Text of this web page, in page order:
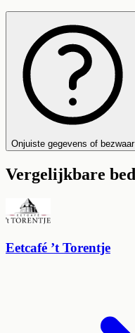
Onjuiste gegevens of bezwaar
Vergelijkbare
Eetcafé ’t Torentje